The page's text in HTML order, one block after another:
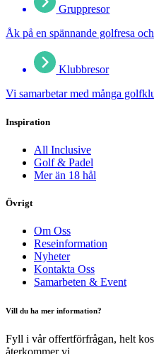
Gruppresor
Åk på en spännande golfresa
Klubbresor
Vi samarbetar med många
Inspiration
All Inclusive
Golf & Padel
Mer än 18 hål
Övrigt
Om Oss
Reseinformation
Nyheter
Kontakta Oss
Samarbeten & Event
Vill du ha mer information?
Fyll i vår offertförfrågan, helt
återkommer vi.